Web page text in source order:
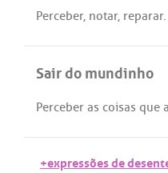
Perceber, notar, reparar.
Sair do mundinho
Perceber as coisas que
+expressões de